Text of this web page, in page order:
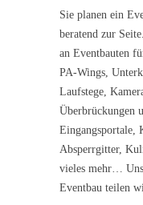
Sie planen ein
beratend zur
an Eventbauten
PA-Wings,
Laufstege,
Überbrückungen
Eingangsportale,
Absperrgitter,
vieles mehr…
Eventbau teilen